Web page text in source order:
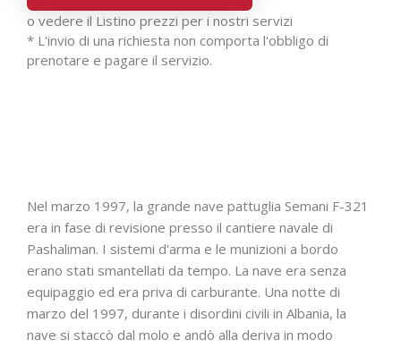
o vedere il Listino prezzi per i nostri servizi
* L'invio di una richiesta non comporta l'obbligo di
prenotare e pagare il servizio.
Nel marzo 1997, la grande nave pattuglia Semani F-321
era in fase di revisione presso il cantiere navale di
Pashaliman. I sistemi d'arma e le munizioni a bordo
erano stati smantellati da tempo. La nave era senza
equipaggio ed era priva di carburante. Una notte di
marzo del 1997, durante i disordini civili in Albania, la
nave si staccò dal molo e andò alla deriva in modo